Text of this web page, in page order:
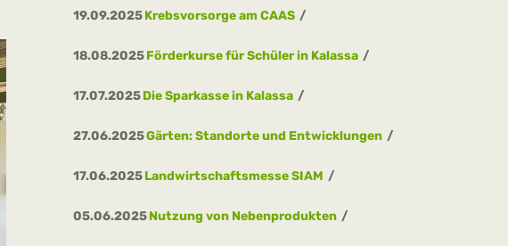
19.09.2025Krebsvorsorge am CAAS
18.08.2025Förderkurse für Schüler in Kalassa
17.07.2025Die Sparkasse in Kalassa
27.06.2025Gärten: Standorte und Entwicklungen
17.06.2025Landwirtschaftsmesse SIAM
05.06.2025Nutzung von Nebenprodukten